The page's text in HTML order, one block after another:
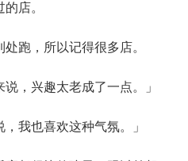
店。
跑，所以记得很多店。
，兴趣太老成了一点。」
我也喜欢这种气氛。」